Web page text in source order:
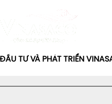
TƯ VÀ PHÁT TRIỂN